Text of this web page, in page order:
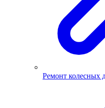
Ремонт колесных